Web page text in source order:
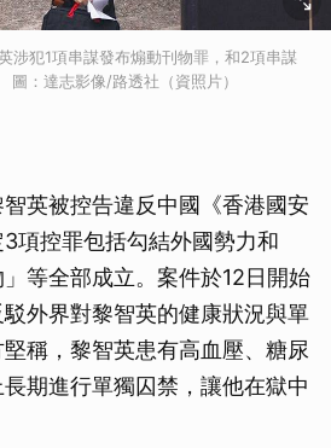
涉犯1項串謀發布煽動刊物罪，和2項串謀
：達志影像/路透社（資照片）
英被控告違反中國《香港國安
項控罪包括勾結外國勢力和
」等全部成立。案件於12日開始
外界對黎智英的健康狀況與單
稱，黎智英患有高血壓、糖尿
期進行單獨囚禁，讓他在獄中